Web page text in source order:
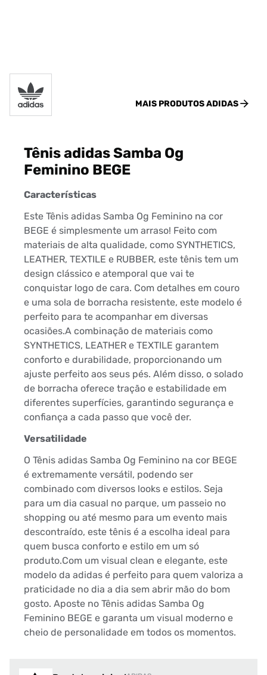
MAIS PRODUTOSADIDAS
Tênis adidas Samba Og
Feminino BEGE
Características
Este Tênis adidas Samba Og Feminino na cor
BEGE é simplesmente um arraso! Feito com
materiais de alta qualidade, como SYNTHETICS,
LEATHER, TEXTILE e RUBBER, este tênis tem um
design clássico e atemporal que vai te
conquistar logo de cara. Com detalhes em couro
e uma sola de borracha resistente, este modelo é
perfeito para te acompanhar em diversas
ocasiões.A combinação de materiais como
SYNTHETICS, LEATHER e TEXTILE garantem
conforto e durabilidade, proporcionando um
ajuste perfeito aos seus pés. Além disso, o solado
de borracha oferece tração e estabilidade em
diferentes superfícies, garantindo segurança e
confiança a cada passo que você der.
Versatilidade
O Tênis adidas Samba Og Feminino na cor BEGE
é extremamente versátil, podendo ser
combinado com diversos looks e estilos. Seja
para um dia casual no parque, um passeio no
shopping ou até mesmo para um evento mais
descontraído, este tênis é a escolha ideal para
quem busca conforto e estilo em um só
produto.Com um visual clean e elegante, este
modelo da adidas é perfeito para quem valoriza a
praticidade no dia a dia sem abrir mão do bom
gosto. Aposte no Tênis adidas Samba Og
Feminino BEGE e garanta um visual moderno e
cheio de personalidade em todos os momentos.